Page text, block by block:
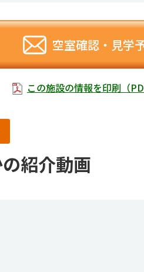
空室確認・見学
この施設の情報を印刷（
紹介動画